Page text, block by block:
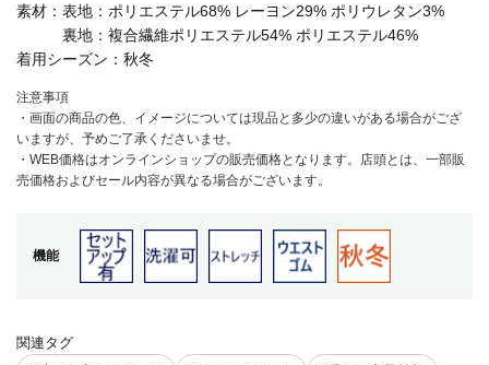
素材： 表地：ポリエステル68% レーヨン29% ポリウレタン3%
裏地：複合繊維ポリエステル54% ポリエステル46%
着用シーズン： 秋冬
注意事項
・画面の商品の色、イメージについては現品と多少の違いがある場合がござ
いますが、予めご了承くださいませ。
・WEB価格はオンラインショップの販売価格となります。店頭とは、一部販
売価格およびセール内容が異なる場合がございます。
機能
関連タグ